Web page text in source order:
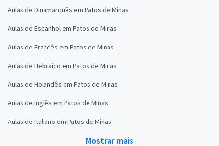
Aulas de Dinamarquês em Patos de Minas
Aulas de Espanhol em Patos de Minas
Aulas de Francês em Patos de Minas
Aulas de Hebraico em Patos de Minas
Aulas de Holandês em Patos de Minas
Aulas de Inglês em Patos de Minas
Aulas de Italiano em Patos de Minas
Mostrar mais